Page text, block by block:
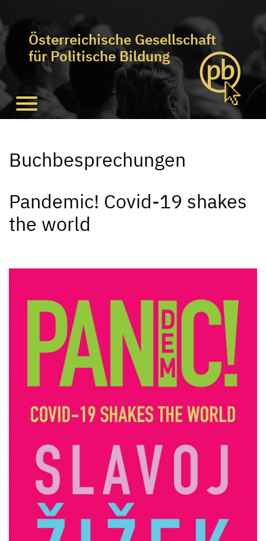
Österreichische Gesellschaft
für Politische Bildung
Buchbesprechungen
Pandemic! Covid-19 shakes
the world